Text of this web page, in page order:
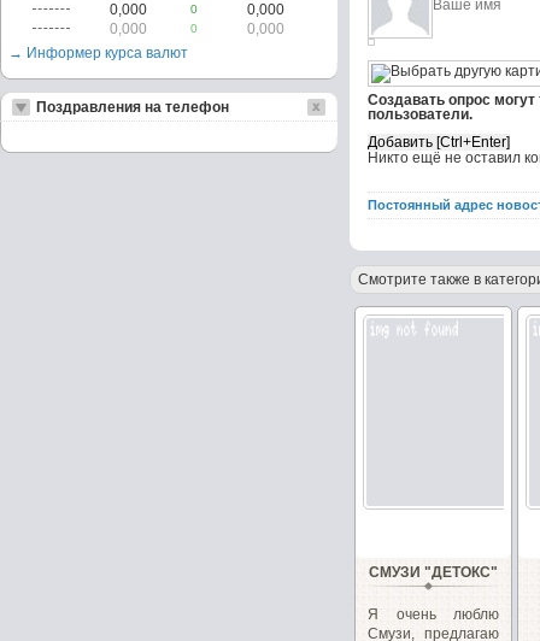
Создавать опрос
пользователи.
Никто ещё не оставил
Постоянный адрес
Смотрите также в
СМУЗИ "ДЕТОКС"
Я очень люблю
Смузи, предлагаю
0,000
0
0,000
0,000
0
0,000
→ Информер курса валют
Поздравления на телефон